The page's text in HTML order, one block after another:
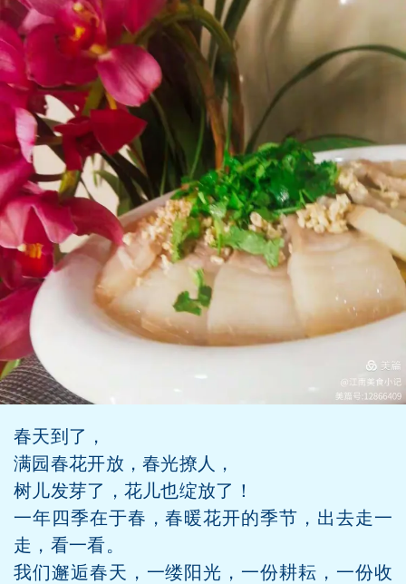
春天到了，
满园春花开放，春光撩人，
树儿发芽了，花儿也绽放了！
一年四季在于春，春暖花开的季节，出去走一
走，看一看。
我们邂逅春天，一缕阳光，一份耕耘，一份收